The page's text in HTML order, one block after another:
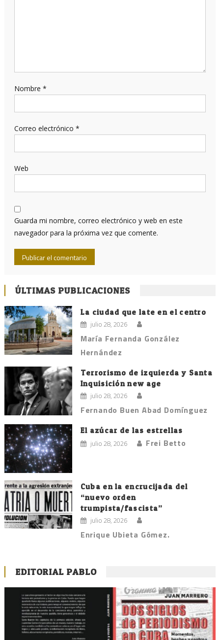
Nombre *
Correo electrónico *
Web
Guarda mi nombre, correo electrónico y web en este
navegador para la próxima vez que comente.
ÚLTIMAS PUBLICACIONES
La ciudad que late en el centro
julio 28, 2026
María Fernanda González
Hernández
Terrorismo de izquierda y Santa
Inquisición new age
julio 28, 2026
Fernando Buen Abad Domínguez
El azúcar de las estrellas
julio 28, 2026 Frei Betto
Cuba en la encrucijada del
“nuevo orden
trumpista/fascista”
julio 28, 2026
Enrique Ubieta Gómez.
EDITORIAL PABLO